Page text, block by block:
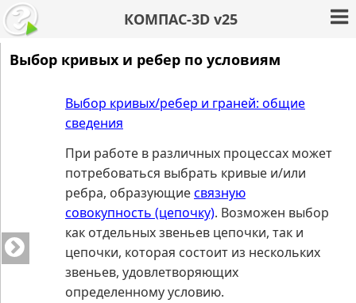
КОМПАС-3D v25
Выбор кривых и ребер по условиям
Выбор кривых/ребер и граней: общие
сведения
При работе в различных процессах может
потребоваться выбрать кривые и/или
ребра, образующиесвязную
совокупность (цепочку). Возможен выбор
как отдельных звеньев цепочки, так и
цепочки, которая состоит из нескольких
звеньев, удовлетворяющих
определенному условию.